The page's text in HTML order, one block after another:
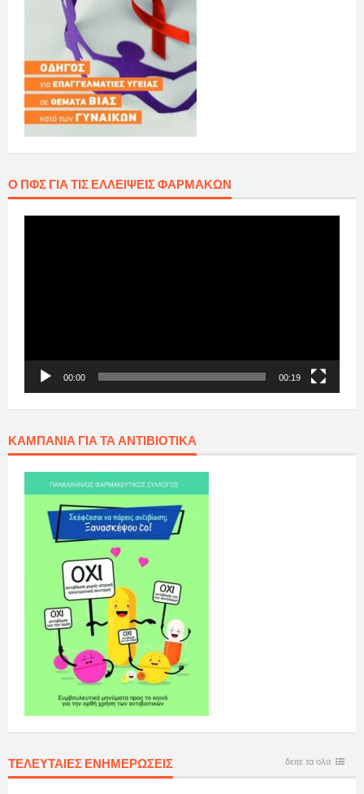
Ο ΠΦΣ ΓΙΑ ΤΙΣ ΕΛΛΕΊΨΕΙΣ ΦΑΡΜΆΚΩΝ
00:00 00:19
ΚΑΜΠΆΝΙΑ ΓΙΑ ΤΑ ΑΝΤΙΒΙΟΤΙΚΆ
ΤΕΛΕΥΤΑΙΕΣ ΕΝΗΜΕΡΩΣΕΙΣ δειτε τα ολα